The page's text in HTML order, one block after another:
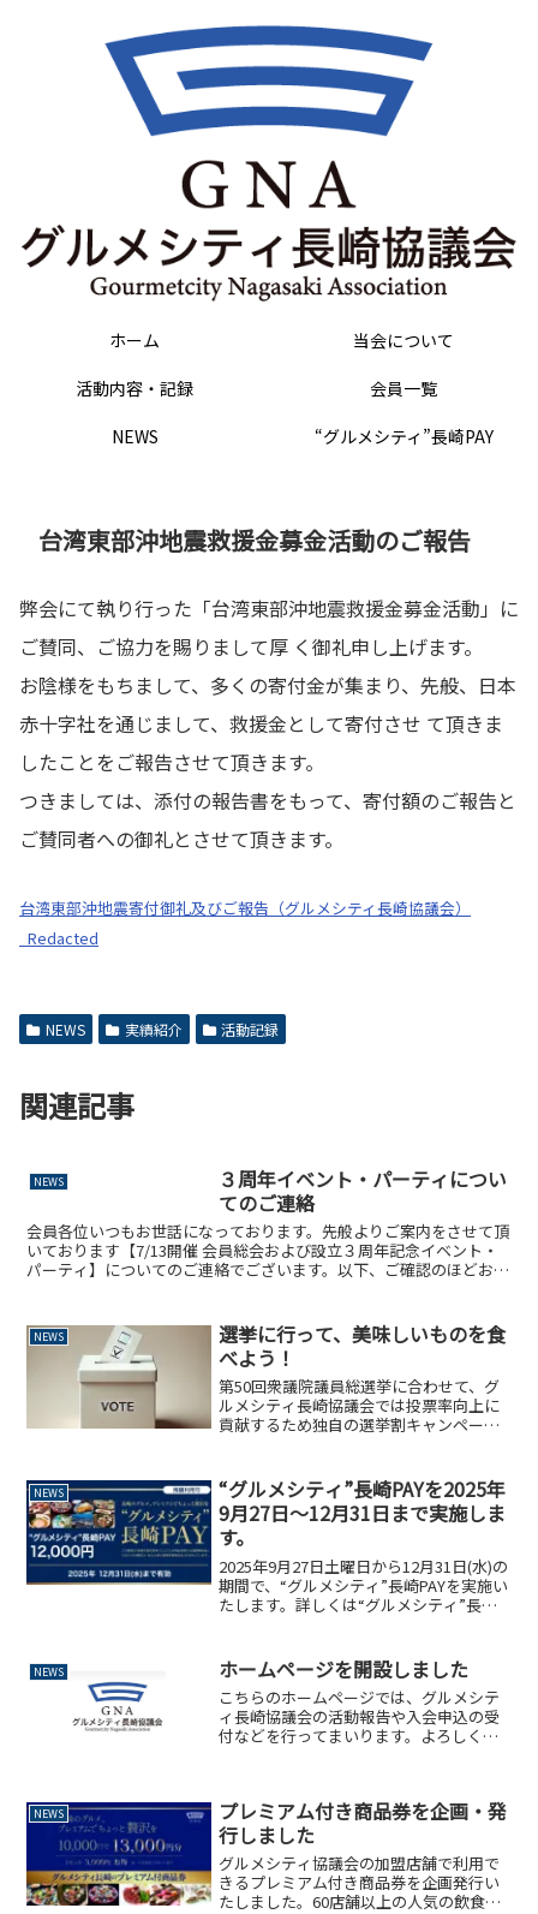
ホーム
当会について
活動内容・記録
会員一覧
NEWS
“グルメシティ”長崎PAY
台湾東部沖地震救援金募金活動のご報告
弊会にて執り行った「台湾東部沖地震救援金募金活動」に
ご賛同、ご協力を賜りまして厚 く御礼申し上げます。
お陰様をもちまして、多くの寄付金が集まり、先般、日本
赤十字社を通じまして、救援金として寄付させ て頂きま
したことをご報告させて頂きます。
つきましては、添付の報告書をもって、寄付額のご報告と
ご賛同者への御礼とさせて頂きます。
台湾東部沖地震寄付御礼及びご報告（グルメシティ長崎協議会）
_Redacted
NEWS 実績紹介 活動記録
関連記事
NEWS
３周年イベント・パーティについ
てのご連絡
会員各位いつもお世話になっております。先般よりご案内をさせて頂
いております【7/13開催 会員総会および設立３周年記念イベント・
パーティ】についてのご連絡でございます。以下、ご確認のほどお願
NEWS
選挙に行って、美味しいものを食
べよう！
第50回衆議院議員総選挙に合わせて、グ
ルメシティ長崎協議会では投票率向上に
貢献するため独自の選挙割キャンペーン
NEWS
“グルメシティ”長崎PAYを2025年
9月27日〜12月31日まで実施しま
す。
2025年9月27日土曜日から12月31日(水)の
期間で、“グルメシティ”長崎PAYを実施い
たします。詳しくは“グルメシティ”長崎
NEWS ホームページを開設しました
こちらのホームページでは、グルメシテ
ィ長崎協議会の活動報告や入会申込の受
付などを行ってまいります。よろしくお
NEWS
プレミアム付き商品券を企画・発
行しました
グルメシティ協議会の加盟店舗で利用で
きるプレミアム付き商品券を企画発行い
たしました。60店舗以上の人気の飲食店